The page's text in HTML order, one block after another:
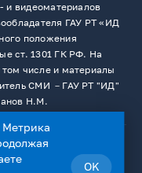
и видеоматериалов
ГАУ РТ «ИД
положения
ст. 1301 ГК РФ. На
числе и материалы
СМИ －ГАУ РТ "ИД"
Н.М.
Метрика
OK